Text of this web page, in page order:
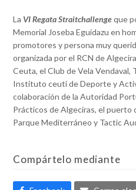
La VI Regata Straitchallengeque
Memorial Joseba Eguidazu en
promotores y persona muy
organizada por el RCN de
Ceuta, el Club de Vela
Instituto ceutí de Deporte y
colaboración de la Autoridad
Prácticos de Algeciras, el puerto
Parque Mediterráneo y Tactic
Compártelo mediante